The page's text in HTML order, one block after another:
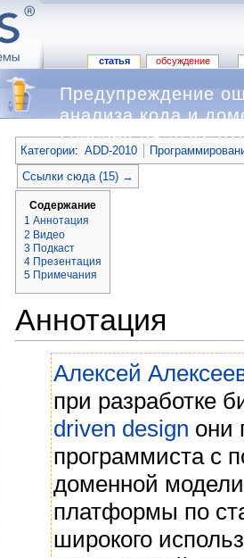
статья обсуждение
Предупреждение
анализа кода и
Гребнев на ADD-
Категории: ADD-2010
Ссылки сюда (15) →
Содержание
1 Аннотация
2 Видео
3 Подкаст
4 Презентация
5 Примечания
Аннотация
Алексей
при разработке
driven design они
программиста с
доменной
платформы по
широкого